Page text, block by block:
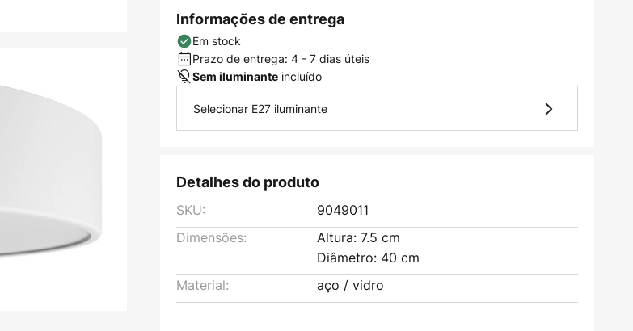
Informações de entrega
Em stock
Prazo de entrega: 4 - 7 dias úteis
Sem iluminante incluído
Selecionar E27 iluminante
Detalhes do produto
SKU:
9049011
Dimensões:
Altura: 7.5 cm
Diâmetro: 40 cm
Material:
aço / vidro